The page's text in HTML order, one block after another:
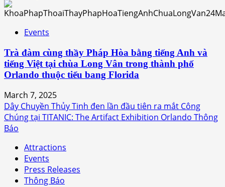
Events
Trà đàm cùng thầy Pháp Hòa bằng tiếng Anh và
tiếng Việt tại chùa Long Vân trong thành phố
Orlando thuộc tiểu bang Florida
March 7, 2025
Dây Chuyền Thủy Tinh đen lần đầu tiên ra mắt Công
Chúng tại TITANIC: The Artifact Exhibition Orlando Thông
Báo
Attractions
Events
Press Releases
Thông Báo